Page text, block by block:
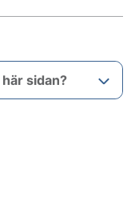
sidan?